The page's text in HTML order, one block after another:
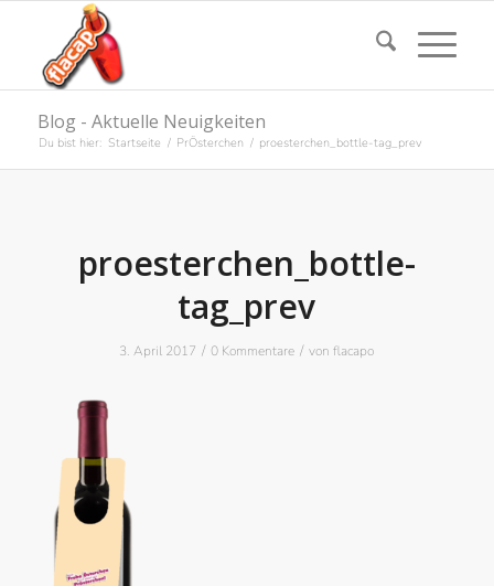
Blog - Aktuelle Neuigkeiten
Du bist hier: Startseite / PrÖsterchen / proesterchen_bottle-tag_prev
proesterchen_bottle-
tag_prev
3. April 2017 / 0 Kommentare / vonflacapo